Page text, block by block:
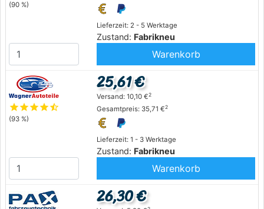
(90 %)
Lieferzeit: 2 - 5 Werktage
Zustand: Fabrikneu
Warenkorb
starstarstarstarstar_half
(93 %)
Lieferzeit: 1 - 3 Werktage
Zustand: Fabrikneu
25,61 €
Versand: 10,10 €2
Gesamtpreis: 35,71 €2
Warenkorb
26,30 €